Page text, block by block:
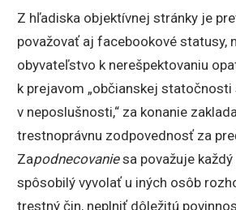
Z hľadiska objektívnej stránky je
považovať aj facebookové statusy,
obyvateľstvo k nerešpektovaniu
k prejavom „občianskej
v neposlušnosti,“ za konanie
trestnoprávnu zodpovednosť za
Zapodnecovanie sa považuje
spôsobilý vyvolať u iných osôb
trestný čin, neplniť dôležitú